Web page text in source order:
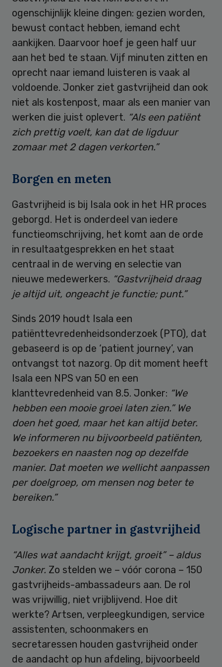
ogenschijnlijk kleine dingen: gezien worden,
bewust contact hebben, iemand echt
aankijken. Daarvoor hoef je geen half uur
aan het bed te staan. Vijf minuten zitten en
oprecht naar iemand luisteren is vaak al
voldoende. Jonker ziet gastvrijheid dan ook
niet als kostenpost, maar als een manier van
werken die juist oplevert. “Als een patiënt
zich prettig voelt, kan dat de ligduur
zomaar met 2 dagen verkorten.”
Borgen en meten
Gastvrijheid is bij Isala ook in het HR proces
geborgd. Het is onderdeel van iedere
functieomschrijving, het komt aan de orde
in resultaatgesprekken en het staat
centraal in de werving en selectie van
nieuwe medewerkers. “Gastvrijheid draag
je altijd uit, ongeacht je functie; punt.”
Sinds 2019 houdt Isala een
patiënttevredenheidsonderzoek (PTO), dat
gebaseerd is op de ‘patient journey’, van
ontvangst tot nazorg. Op dit moment heeft
Isala een NPS van 50 en een
klanttevredenheid van 8.5. Jonker: “We
hebben een mooie groei laten zien.” We
doen het goed, maar het kan altijd beter.
We informeren nu bijvoorbeeld patiënten,
bezoekers en naasten nog op dezelfde
manier. Dat moeten we wellicht aanpassen
per doelgroep, om mensen nog beter te
bereiken.”
Logische partner in gastvrijheid
“Alles wat aandacht krijgt, groeit” – aldus
Jonker. Zo stelden we – vóór corona – 150
gastvrijheids-ambassadeurs aan. De rol
was vrijwillig, niet vrijblijvend. Hoe dit
werkte? Artsen, verpleegkundigen, service
assistenten, schoonmakers en
secretaressen houden gastvrijheid onder
de aandacht op hun afdeling, bijvoorbeeld